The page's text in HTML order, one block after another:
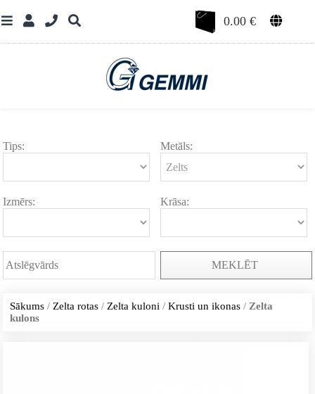
0.00€
Tips: Metāls:
Izmērs: Krāsa:
MEKLĒT
Sākums / Zelta rotas / Zelta kuloni /Krusti un ikonas / Zelta
kulons